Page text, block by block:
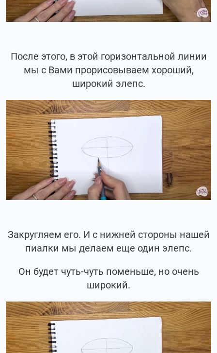
После этого, в этой горизонтальной линии
мы с Вами прорисовываем хороший,
широкий элепс.
Закругляем его. И с нижней стороны нашей
пиалки мы делаем еще один элепс.
Он будет чуть-чуть поменьше, но очень
широкий.